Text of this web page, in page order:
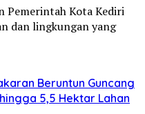
Pemerintah Kota Kediri
dan lingkungan yang
Beruntun Guncang
5,5 Hektar Lahan